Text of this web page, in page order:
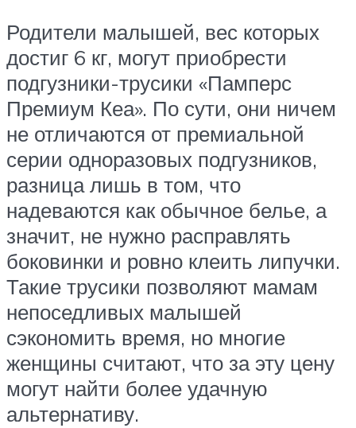
Родители малышей, вес которых
достиг 6 кг, могут приобрести
подгузники-трусики «Памперс
Премиум Кеа». По сути, они ничем
не отличаются от премиальной
серии одноразовых подгузников,
разница лишь в том, что
надеваются как обычное белье, а
значит, не нужно расправлять
боковинки и ровно клеить липучки.
Такие трусики позволяют мамам
непоседливых малышей
сэкономить время, но многие
женщины считают, что за эту цену
могут найти более удачную
альтернативу.